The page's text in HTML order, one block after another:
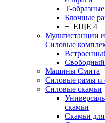
Т-образные
Блочные
+ ЕЩЕ 4
Мультистанции и
Силовые
Свободный
Машины Смита
Силовые рамы и
Силовые скамьи
скамьи
Скамьи